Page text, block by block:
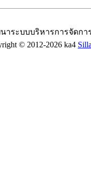
ระบบบริหารการจัดกา
© 2012-2026 ka4